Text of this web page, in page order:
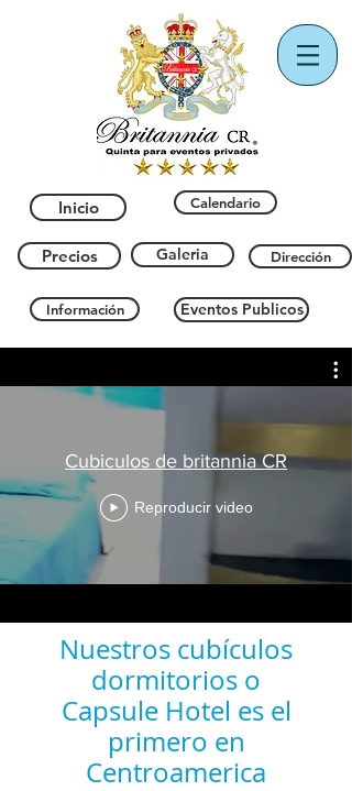
Inicio
Precios
Calendario
Galeria Dirección
Información Eventos Publicos
Cubiculos de britannia CR
Reproducir video
Nuestros cubículos
dormitorios o
Capsule Hotel es el
primero en
Centroamerica